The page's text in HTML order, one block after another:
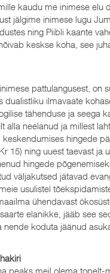
kaudu me inimese elu
jälgime inimese lugu
ning Piibli kaante
keskse koha, see
pattulangusest, on
ilmavaate
tähenduse ja seega
alla neelanud ja millest
hingede
15) ning uuest taevast ja
hingede
väljakutsed jätavad
usulistel
ühendavast
elanikke, jääb see
koduta jäänud
peaks meil olema